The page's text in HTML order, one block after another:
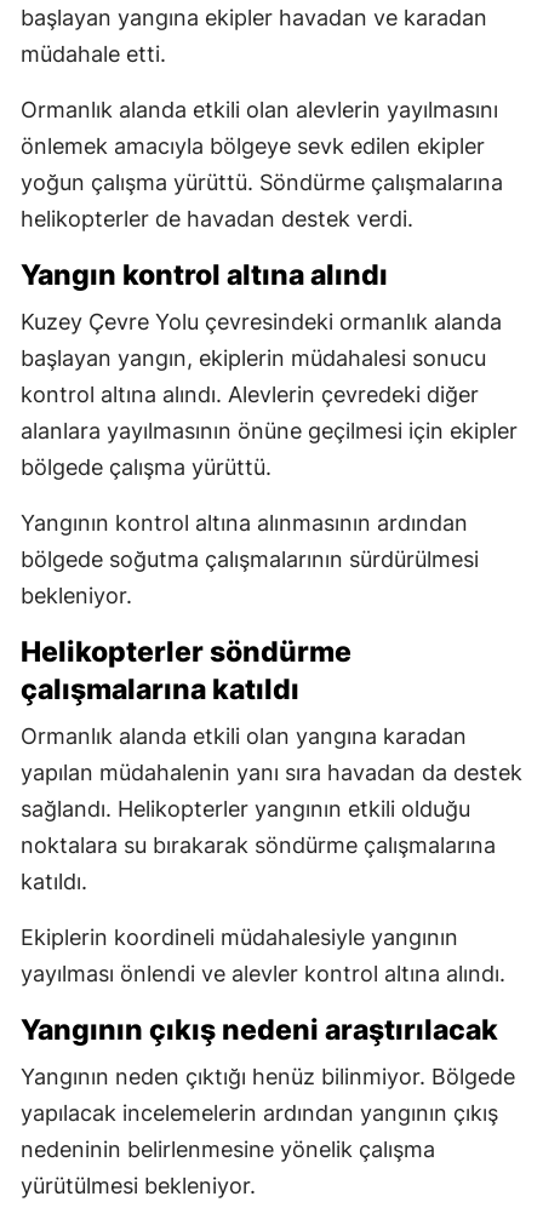
başlayan yangına ekipler havadan ve karadan
müdahale etti.
Ormanlık alanda etkili olan alevlerin yayılmasını
önlemek amacıyla bölgeye sevk edilen ekipler
yoğun çalışma yürüttü. Söndürme çalışmalarına
helikopterler de havadan destek verdi.
Yangın kontrol altına alındı
Kuzey Çevre Yolu çevresindeki ormanlık alanda
başlayan yangın, ekiplerin müdahalesi sonucu
kontrol altına alındı. Alevlerin çevredeki diğer
alanlara yayılmasının önüne geçilmesi için ekipler
bölgede çalışma yürüttü.
Yangının kontrol altına alınmasının ardından
bölgede soğutma çalışmalarının sürdürülmesi
bekleniyor.
Helikopterler söndürme
çalışmalarına katıldı
Ormanlık alanda etkili olan yangına karadan
yapılan müdahalenin yanı sıra havadan da destek
sağlandı. Helikopterler yangının etkili olduğu
noktalara su bırakarak söndürme çalışmalarına
katıldı.
Ekiplerin koordineli müdahalesiyle yangının
yayılması önlendi ve alevler kontrol altına alındı.
Yangının çıkış nedeni araştırılacak
Yangının neden çıktığı henüz bilinmiyor. Bölgede
yapılacak incelemelerin ardından yangının çıkış
nedeninin belirlenmesine yönelik çalışma
yürütülmesi bekleniyor.